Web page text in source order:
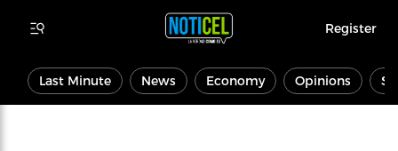
Register
Last Minute News Economy Opinions